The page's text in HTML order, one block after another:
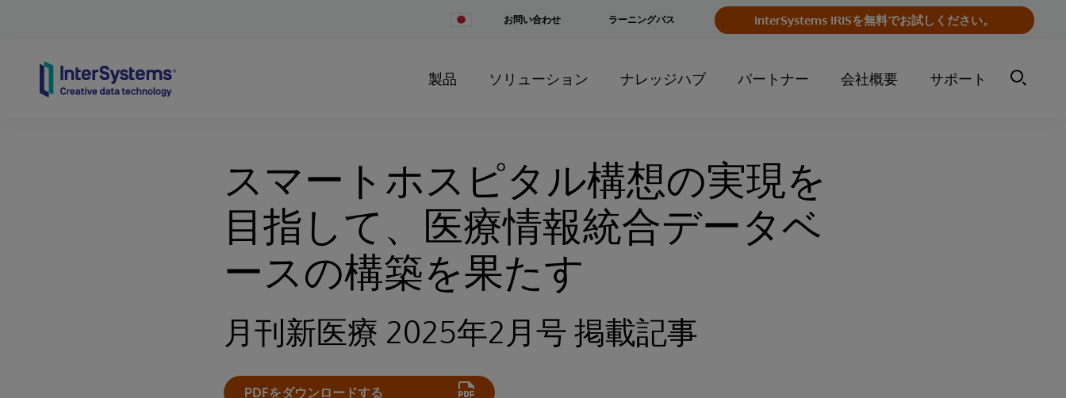
Change
お問い合わせ InterSystems IRISを無料でお試しください。
ラーニングパス
製品 ソリューション ナレッジハブ パートナー 会社概要 サポート
スマートホスピタル構想の実現を
目指して、医療情報統合データベ
ースの構築を果たす
月刊新医療 2025年2月号 掲載記事
PDFをダウンロードする